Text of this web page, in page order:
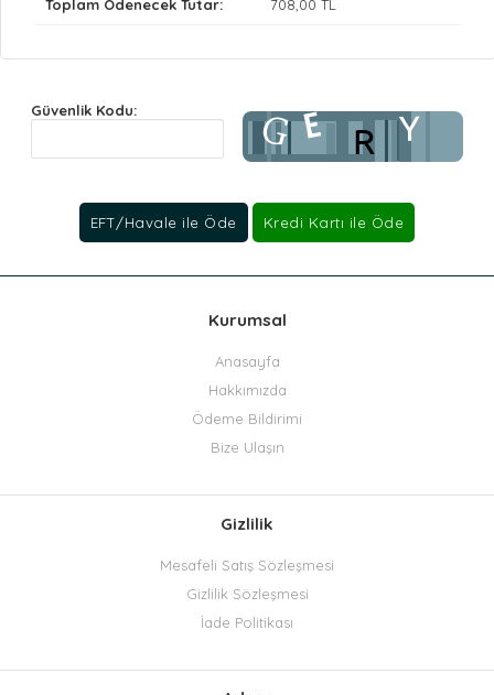
Toplam Ödenecek Tutar: 708 ,00 TL
Güvenlik Kodu:
Kurumsal
Anasayfa
Hakkımızda
Ödeme Bildirimi
Bize Ulaşın
Gizlilik
Mesafeli Satış Sözleşmesi
Gizlilik Sözleşmesi
İade Politikası